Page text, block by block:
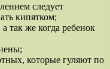
следует
кипятком;
так же когда ребенок
которые гуляют по